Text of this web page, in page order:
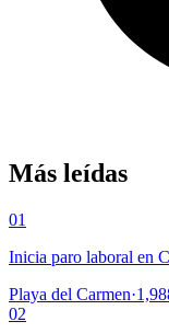
Más leídas
01
Inicia paro laboral en
Playa del Carmen·
02